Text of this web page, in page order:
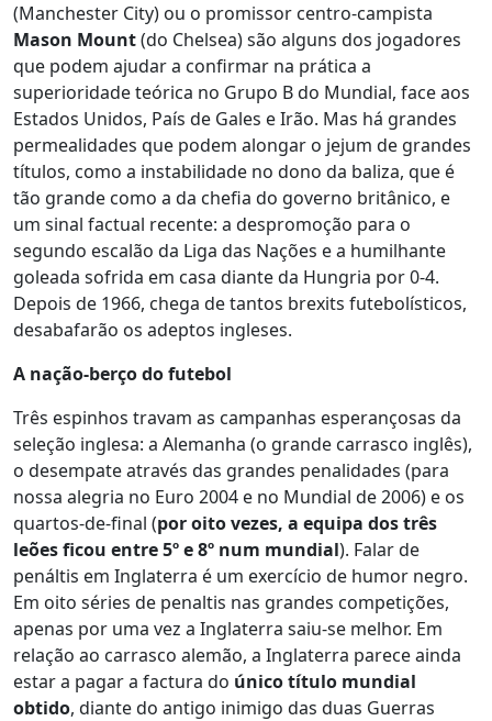
(Manchester City) ou o promissor centro-campista
Mason Mount(do Chelsea) são alguns dos jogadores
que podem ajudar a confirmar na prática a
superioridade teórica no Grupo B do Mundial, face aos
Estados Unidos, País de Gales e Irão. Mas há grandes
permealidades que podem alongar o jejum de grandes
títulos, como a instabilidade no dono da baliza, que é
tão grande como a da chefia do governo britânico, e
um sinal factual recente: a despromoção para o
segundo escalão da Liga das Nações e a humilhante
goleada sofrida em casa diante da Hungria por 0-4.
Depois de 1966, chega de tantos brexits futebolísticos,
desabafarão os adeptos ingleses.
A nação-berço do futebol
Três espinhos travam as campanhas esperançosas da
seleção inglesa: a Alemanha (o grande carrasco inglês),
o desempate através das grandes penalidades (para
nossa alegria no Euro 2004 e no Mundial de 2006) e os
quartos-de-final (por oito vezes, a equipa dos três
leões ficou entre 5º e 8º num mundial). Falar de
penáltis em Inglaterra é um exercício de humor negro.
Em oito séries de penaltis nas grandes competições,
apenas por uma vez a Inglaterra saiu-se melhor. Em
relação ao carrasco alemão, a Inglaterra parece ainda
estar a pagar a factura do único título mundial
obtido, diante do antigo inimigo das duas Guerras